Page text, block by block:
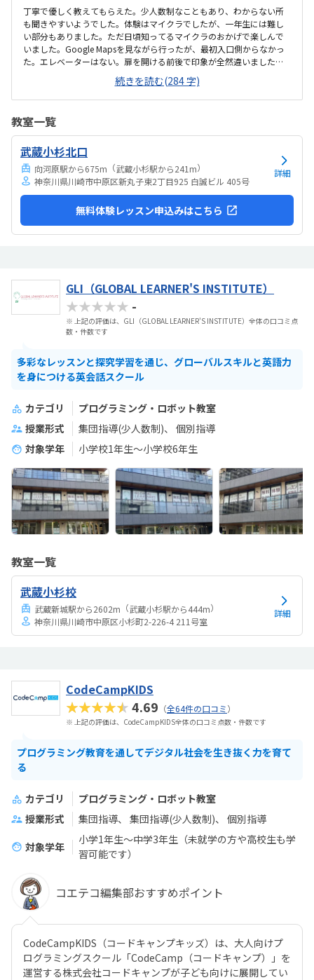
丁寧で優しく教えてもらえた。少人数制なこともあり、わからない所
も聞きやすいようでした。体験はマイクラでしたが、一年生には難し
い部分もありました。ただ日頃知ってるマイクラのおかげで楽しんで
いました。Google Mapsを見ながら行ったが、最初入口側からなかっ
た。エレベーターはない。扉を開ける前後で印象が全然違いました。
とても綺麗で、広々としていました。教室内は土足でしたが、全体的
に綺麗でした。プログラミングあるあるですが、やっぱり月2回にして
は高い。他の習い事もしているので悩みどころです。マイクラで遊ん
続きを読む(284 字)
教室一覧
武蔵小杉北口
向河原駅から675m （武蔵小杉駅から241m）
神奈川県川崎市中原区新丸子東2丁目925 白誠ビル 405号
詳細
無料体験レッスン申込みはこちら
GLI（GLOBAL LEARNER'S INSTITUTE）
★★★★★ -
※ 上記の評価は、GLI（GLOBAL LEARNER'S INSTITUTE）全体の口コミ点
数・件数です
多彩なレッスンと探究学習を通じ、グローバルスキルと英語力
を身につける英会話スクール
カテゴリ
プログラミング・ロボット教室
授業形式
集団指導(少人数制)
個別指導
対象学年
小学校1年生～小学校6年生
教室一覧
武蔵小杉校
武蔵新城駅から2602m （武蔵小杉駅から444m）
神奈川県川崎市中原区小杉町2-226-4 211号室
詳細
CodeCampKIDS
★★★★★4.69 （全64件の口コミ）
※ 上記の評価は、CodeCampKIDS全体の口コミ点数・件数です
プログラミング教育を通してデジタル社会を生き抜く力を育て
る
カテゴリ
プログラミング・ロボット教室
授業形式
集団指導 集団指導(少人数制)
個別指導
対象学年
小学1年生〜中学3年生（未就学の方や高校生も学
習可能です）
コエテコ編集部おすすめポイント
CodeCampKIDS（コードキャンプキッズ）は、大人向けプ
ログラミングスクール「CodeCamp（コードキャンプ）」を
運営する株式会社コードキャンプが子ども向けに展開してい